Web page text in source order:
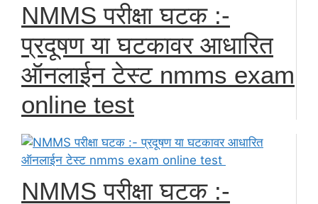
NMMS परीक्षा घटक :-
प्रदूषण या घटकावर आधारित
ऑनलाईन टेस्ट nmms exam
online test
NMMS परीक्षा घटक :-